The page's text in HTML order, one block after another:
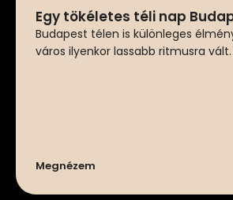
Egy tökéletes téli nap
Budapest télen is különleges
város ilyenkor lassabb ritmusra
Megnézem